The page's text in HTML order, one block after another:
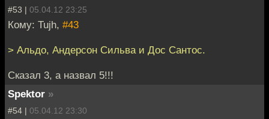
#53 | 05.04.12 23:25
Кому: Tujh, #43
> Альдо, Андерсон Сильва и Дос Сантос.
Сказал 3, а назвал 5!!!
Spektor »
#54 | 05.04.12 23:30